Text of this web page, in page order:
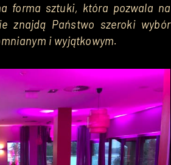
forma sztuki, która pozwala na
znajdą Państwo szeroki wybór
i wyjątkowym.